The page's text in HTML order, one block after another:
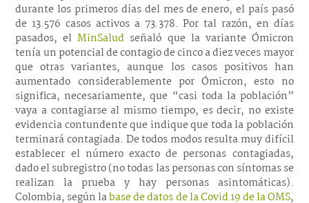
durante los primeros días del mes de enero, el país pasó
de 13.576 casos activos a 73.378. Por tal razón, en días
pasados, elMinSalud señaló que la variante Ómicron
tenía un potencial de contagio de cinco a diez veces mayor
que otras variantes, aunque los casos positivos han
aumentado considerablemente por Ómicron, esto no
significa, necesariamente, que “casi toda la población”
vaya a contagiarse al mismo tiempo, es decir, no existe
evidencia contundente que indique que toda la población
terminará contagiada. De todos modos resulta muy difícil
establecer el número exacto de personas contagiadas,
dado el subregistro (no todas las personas con síntomas se
realizan la prueba y hay personas asintomáticas).
Colombia, según labase de datos de la Covid 19 de la OMS,